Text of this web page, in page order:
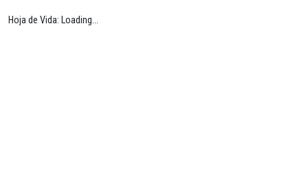
Hoja de Vida: Loading...